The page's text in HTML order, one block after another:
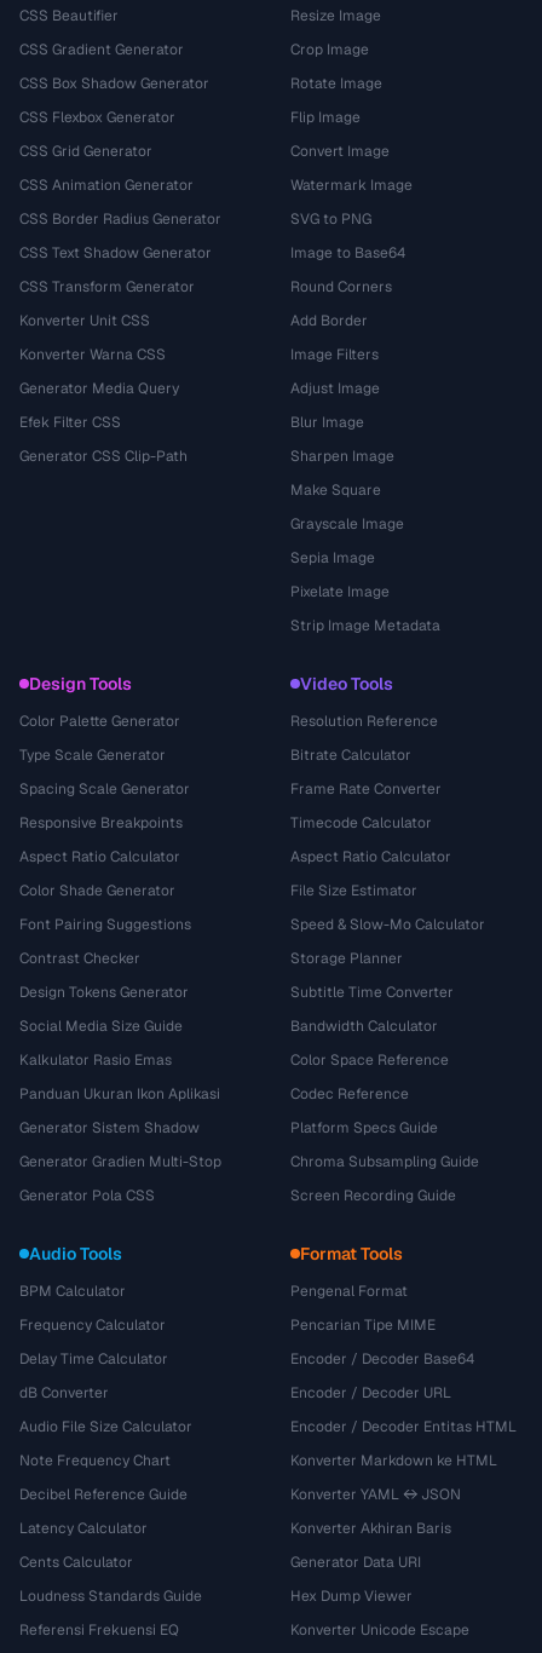
CSS Beautifier
CSS Gradient Generator
CSS Box Shadow Generator
CSS Flexbox Generator
CSS Grid Generator
CSS Animation Generator
CSS Border Radius Generator
CSS Text Shadow Generator
CSS Transform Generator
Konverter Unit CSS
Konverter Warna CSS
Generator Media Query
Efek Filter CSS
Generator CSS Clip-Path
Resize Image
Crop Image
Rotate Image
Flip Image
Convert Image
Watermark Image
SVG to PNG
Image to Base64
Round Corners
Add Border
Image Filters
Adjust Image
Blur Image
Sharpen Image
Make Square
Grayscale Image
Sepia Image
Pixelate Image
Strip Image Metadata
Design Tools
Color Palette Generator
Type Scale Generator
Spacing Scale Generator
Responsive Breakpoints
Aspect Ratio Calculator
Color Shade Generator
Font Pairing Suggestions
Contrast Checker
Design Tokens Generator
Social Media Size Guide
Kalkulator Rasio Emas
Panduan Ukuran Ikon Aplikasi
Generator Sistem Shadow
Generator Gradien Multi-Stop
Generator Pola CSS
Video Tools
Resolution Reference
Bitrate Calculator
Frame Rate Converter
Timecode Calculator
Aspect Ratio Calculator
File Size Estimator
Speed & Slow-Mo Calculator
Storage Planner
Subtitle Time Converter
Bandwidth Calculator
Color Space Reference
Codec Reference
Platform Specs Guide
Chroma Subsampling Guide
Screen Recording Guide
Audio Tools
BPM Calculator
Frequency Calculator
Delay Time Calculator
dB Converter
Audio File Size Calculator
Note Frequency Chart
Decibel Reference Guide
Latency Calculator
Cents Calculator
Loudness Standards Guide
Referensi Frekuensi EQ
Format Tools
Pengenal Format
Pencarian Tipe MIME
Encoder / Decoder Base64
Encoder / Decoder URL
Encoder / Decoder Entitas HTML
Konverter Markdown ke HTML
Konverter YAML ↔ JSON
Konverter Akhiran Baris
Generator Data URI
Hex Dump Viewer
Konverter Unicode Escape